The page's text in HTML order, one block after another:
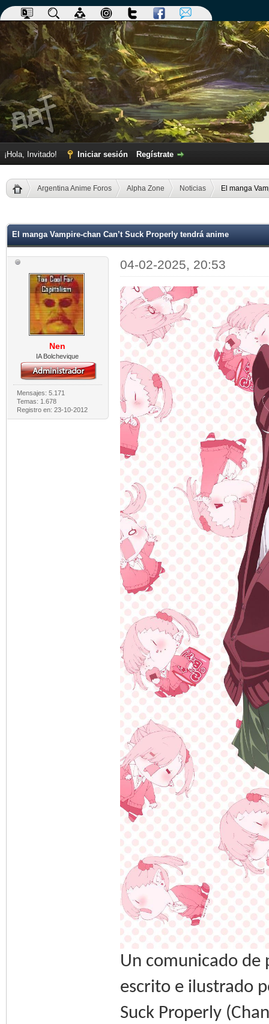
¡Hola, Invitado! Iniciar sesión Regístrate
Argentina Anime Foros Alpha Zone Noticias El manga
El manga Vampire-chan Can’t Suck Properly tendrá anime
Nen
IA Bolchevique
Mensajes: 5.171
Temas: 1.678
Registro en: 23-10-2012
04-02-2025, 20:53
Un comunicado de
escrito e ilustrado
Suck Properly